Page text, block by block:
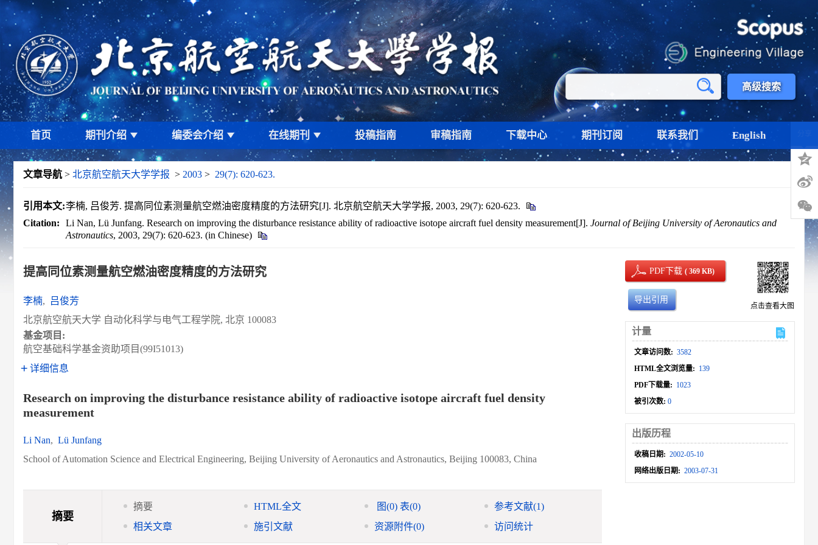
高级搜索
首页 期刊介绍 编委会介绍 在线期刊 投稿指南 审稿指南 下载中心 期刊订阅 联系我们 English
文章导航 > 北京航空航天大学学报 > 2003 > 29(7): 620-623.
引用本文:李楠, 吕俊芳. 提高同位素测量航空燃油密度精度的方法研究[J]. 北京航空航天大学学报, 2003, 29(7): 620-623.
Citation:
Li Nan, Lü Junfang. Research on improving the disturbance resistance ability of radioactive isotope aircraft fuel density measurement[J]. Journal of Beijing University of Aeronautics and
Astronautics, 2003, 29(7): 620-623. (in Chinese)
提高同位素测量航空燃油密度精度的方法研究
李楠,
吕俊芳
北京航空航天大学 自动化科学与电气工程学院, 北京 100083
基金项目:
航空基础科学基金资助项目(99I51013)
详细信息
Research on improving the disturbance resistance ability of radioactive isotope aircraft fuel density
measurement
Li Nan, Lü Junfang
School of Automation Science and Electrical Engineering, Beijing University of Aeronautics and Astronautics, Beijing 100083, China
摘要
摘要 HTML全文 图(0)表(0) 参考文献(1)
相关文章
施引文献 资源附件(0) 访问统计
PDF下载( 369 KB)
导出引用
点击查看大图
计量
文章访问数: 3582
HTML全文浏览量: 139
PDF下载量: 1023
被引次数:0
出版历程
收稿日期: 2002-05-10
网络出版日期: 2003-07-31